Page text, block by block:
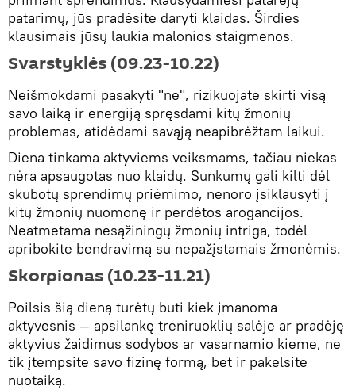
patarimų, jūs pradėsite daryti klaidas. Širdies
klausimais jūsų laukia malonios staigmenos.
Svarstyklės (09.23-10.22)
Neišmokdami pasakyti "ne", rizikuojate skirti visą
savo laiką ir energiją spręsdami kitų žmonių
problemas, atidėdami savąją neapibrėžtam laikui.
Diena tinkama aktyviems veiksmams, tačiau niekas
nėra apsaugotas nuo klaidų. Sunkumų gali kilti dėl
skubotų sprendimų priėmimo, nenoro įsiklausyti į
kitų žmonių nuomonę ir perdėtos arogancijos.
Neatmetama nesąžiningų žmonių intriga, todėl
apribokite bendravimą su nepažįstamais žmonėmis.
Skorpionas (10.23-11.21)
Poilsis šią dieną turėtų būti kiek įmanoma
aktyvesnis — apsilankę treniruoklių salėje ar pradėję
aktyvius žaidimus sodybos ar vasarnamio kieme, ne
tik įtempsite savo fizinę formą, bet ir pakelsite
nuotaiką.